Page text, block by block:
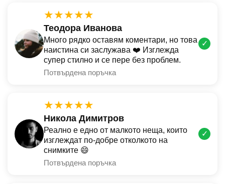
★★★★★
Теодора Иванова
Много рядко оставям коментари, но това
наистина си заслужава ❤️ Изглежда
супер стилно и се пере без проблем.
Потвърдена поръчка
✓
★★★★★
Никола Димитров
Реално е едно от малкото неща, които
изглеждат по-добре отколкото на
снимките 😄
Потвърдена поръчка
✓